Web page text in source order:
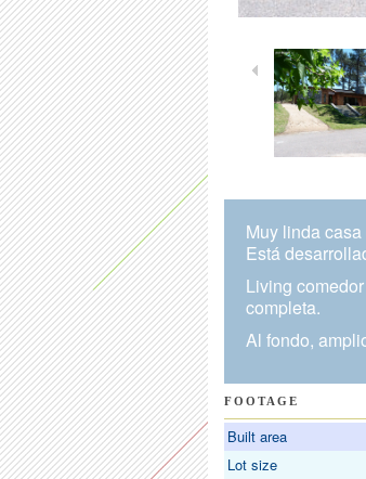
Muy linda
Está
Living
completa.
Al fondo,
FOOTAGE
Built area
Lot size